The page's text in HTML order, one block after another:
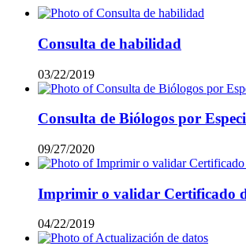
Consulta de habilidad
03/22/2019
Consulta de Biólogos por
09/27/2020
Imprimir o validar Certificado
04/22/2019